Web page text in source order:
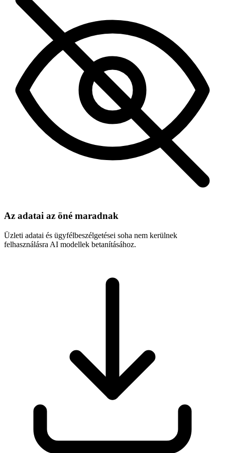
Az adatai az öné maradnak
Üzleti adatai és ügyfélbeszélgetései soha nem kerülnek
felhasználásra AI modellek betanításához.